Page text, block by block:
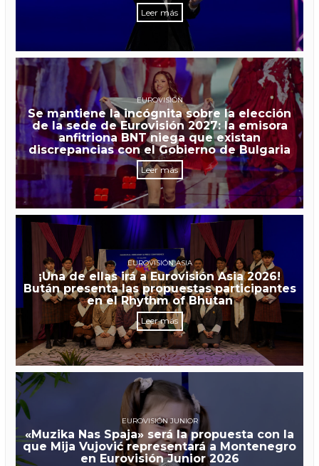
Leer más
EUROVISIÓN
Se mantiene la incógnita sobre la elección
de la sede de Eurovisión 2027: la emisora
anfitriona BNT niega que existan
discrepancias con el Gobierno de Bulgaria
Leer más
EUROVISIÓN ASIA
¡Una de ellas irá a Eurovisión Asia 2026!
Bután presenta las propuestas participantes
en el Rhythm of Bhutan
Leer más
EUROVISIÓN JUNIOR
«Muzika Nas Spaja» será la propuesta con la
que Mija Vujović representará a Montenegro
en Eurovisión Junior 2026